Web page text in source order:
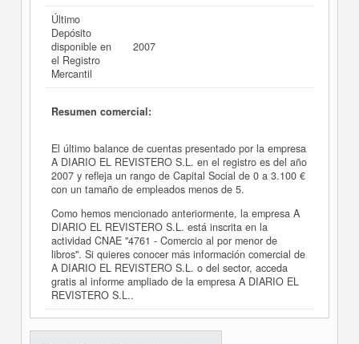
Último
Depósito
disponible en
el Registro
Mercantil
2007
Resumen comercial:
El último balance de cuentas presentado por la empresa
A DIARIO EL REVISTERO S.L. en el registro es del año
2007 y refleja un rango de Capital Social de 0 a 3.100 €
con un tamaño de empleados menos de 5.
Como hemos mencionado anteriormente, la empresa A
DIARIO EL REVISTERO S.L. está inscrita en la
actividad CNAE "4761 - Comercio al por menor de
libros". Si quieres conocer más información comercial de
A DIARIO EL REVISTERO S.L. o del sector, acceda
gratis al informe ampliado de la empresa A DIARIO EL
REVISTERO S.L..